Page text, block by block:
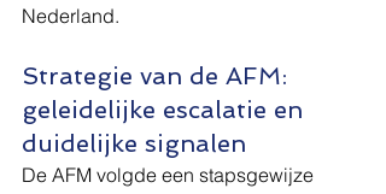
Nederland.
Strategie van de AFM:
geleidelijke escalatie en
duidelijke signalen
De AFM volgde een stapsgewijze